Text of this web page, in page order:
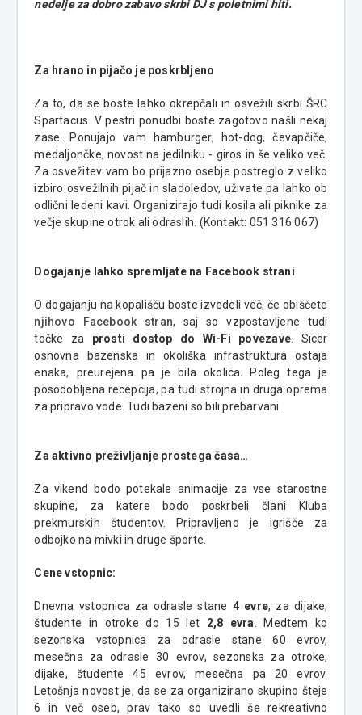
nedelje za dobro zabavo skrbi DJ s poletnimi hiti.
Za hrano in pijačo je poskrbljeno
Za to, da se boste lahko okrepčali in osvežili skrbi ŠRC
Spartacus. V pestri ponudbi boste zagotovo našli nekaj
zase. Ponujajo vam hamburger, hot-dog, čevapčiče,
medaljončke, novost na jedilniku - giros in še veliko več.
Za osvežitev vam bo prijazno osebje postreglo z veliko
izbiro osvežilnih pijač in sladoledov, uživate pa lahko ob
odlični ledeni kavi. Organizirajo tudi kosila ali piknike za
večje skupine otrok ali odraslih. (Kontakt: 051 316 067)
Dogajanje lahko spremljate na Facebook strani
O dogajanju na kopališču boste izvedeli več, če obiščete
njihovo Facebook stran, saj so vzpostavljene tudi
točke za prosti dostop do Wi-Fi povezave. Sicer
osnovna bazenska in okoliška infrastruktura ostaja
enaka, preurejena pa je bila okolica. Poleg tega je
posodobljena recepcija, pa tudi strojna in druga oprema
za pripravo vode. Tudi bazeni so bili prebarvani.
Za aktivno preživljanje prostega časa…
Za vikend bodo potekale animacije za vse starostne
skupine, za katere bodo poskrbeli člani Kluba
prekmurskih študentov. Pripravljeno je igrišče za
odbojko na mivki in druge športe.
Cene vstopnic:
Dnevna vstopnica za odrasle stane 4 evre, za dijake,
študente in otroke do 15 let 2,8 evra . Medtem ko
sezonska vstopnica za odrasle stane 60 evrov,
mesečna za odrasle 30 evrov, sezonska za otroke,
dijake, študente 45 evrov, mesečna pa 20 evrov.
Letošnja novost je, da se za organizirano skupino šteje
6 in več oseb, prav tako so uvedli še rekreativno